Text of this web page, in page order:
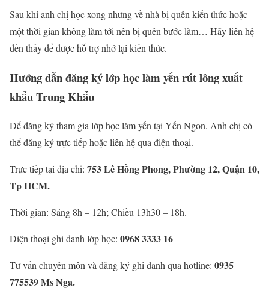
Sau khi anh chị học xong nhưng về nhà bị quên kiến thức hoặc
một thời gian không làm tới nên bị quên bước làm… Hãy liên hệ
đến thầy để được hỗ trợ nhớ lại kiến thức.
Hướng dẫn đăng ký lớp học làm yến rút lông xuất
khẩu Trung Khẩu
Để đăng ký tham gia lớp học làm yến tại Yến Ngon. Anh chị có
thể đăng ký trực tiếp hoặc liên hệ qua điện thoại.
Trực tiếp tại địa chỉ: 753 Lê Hồng Phong, Phường 12, Quận 10,
Tp HCM.
Thời gian: Sáng 8h – 12h; Chiều 13h30 – 18h.
Điện thoại ghi danh lớp học: 0968 3333 16
Tư vấn chuyên môn và đăng ký ghi danh qua hotline: 0935
775539 Ms Nga.